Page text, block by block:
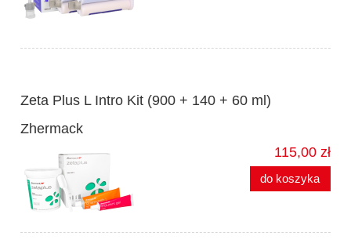
Zeta Plus L Intro Kit (900 + 140 + 60 ml)
Zhermack
115,00 zł
do koszyka